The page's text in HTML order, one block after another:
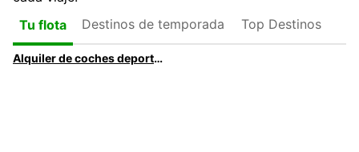
Tu flota
Destinos de temporada Top Destinos
Alquiler de coches deportivos en Mallorca | Europcar